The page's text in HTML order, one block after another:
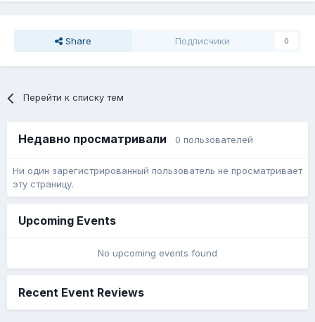
Share Подписчики 0
Перейти к списку тем
Недавно просматривали 0 пользователей
Ни один зарегистрированный пользователь не просматривает
эту страницу.
Upcoming Events
No upcoming events found
Recent Event Reviews